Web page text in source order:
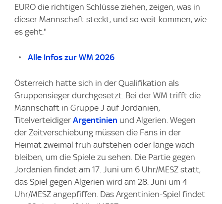
EURO die richtigen Schlüsse ziehen, zeigen, was in
dieser Mannschaft steckt, und so weit kommen, wie
es geht."
Alle Infos zur WM 2026
Österreich hatte sich in der Qualifikation als
Gruppensieger durchgesetzt. Bei der WM trifft die
Mannschaft in Gruppe J auf Jordanien,
Titelverteidiger Argentinien und Algerien. Wegen
der Zeitverschiebung müssen die Fans in der
Heimat zweimal früh aufstehen oder lange wach
bleiben, um die Spiele zu sehen. Die Partie gegen
Jordanien findet am 17. Juni um 6 Uhr/MESZ statt,
das Spiel gegen Algerien wird am 28. Juni um 4
Uhr/MESZ angepfiffen. Das Argentinien-Spiel findet